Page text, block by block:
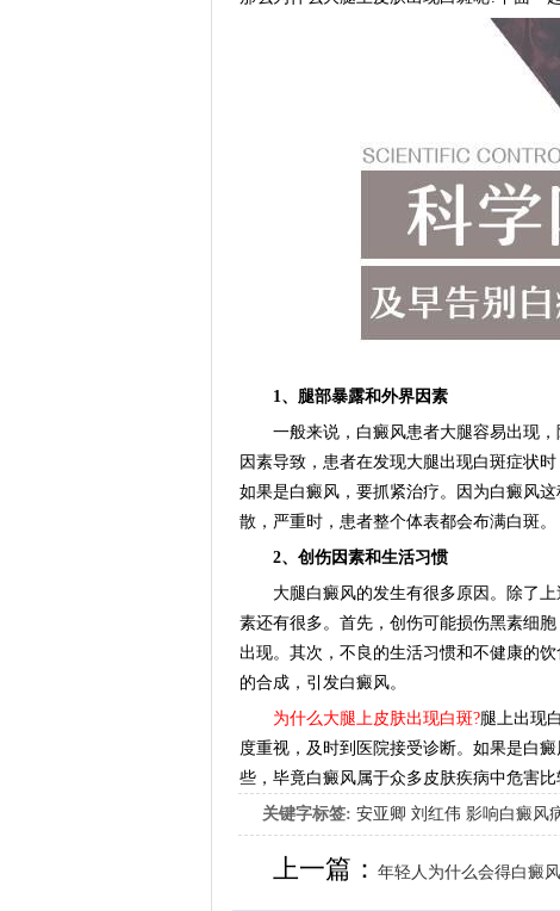
1、腿部暴露和外界因素
一般来说，白癜风患者大腿容易出现，
因素导致，患者在发现大腿出现白斑症状
如果是白癜风，要抓紧治疗。因为白癜风
散，严重时，患者整个体表都会布满白斑。
2、创伤因素和生活习惯
大腿白癜风的发生有很多原因。除了上
素还有很多。首先，创伤可能损伤黑素细
出现。其次，不良的生活习惯和不健康的
的合成，引发白癜风。
为什么大腿上皮肤出现白斑?腿上出现
度重视，及时到医院接受诊断。如果是白
些，毕竟白癜风属于众多皮肤疾病中危害比
关键字标签: 安亚卿 刘红伟 影响白癜风
女生应该如何治疗呢
上一篇：年轻人为什么会得白癜